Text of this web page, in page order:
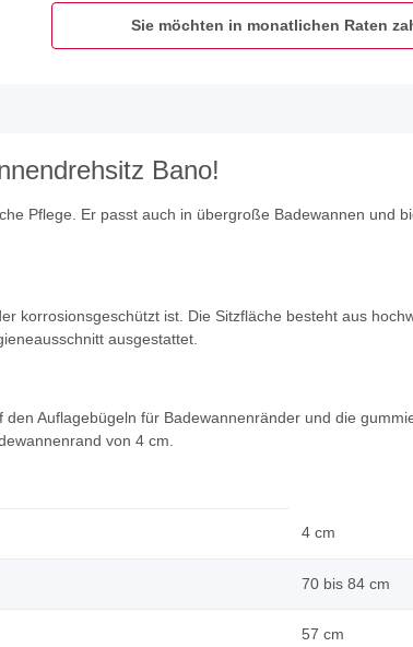
Sie möchten in monatlichen Raten
Bano!
Pflege. Er passt auch in übergroße Badewannen und
korrosionsgeschützt ist. Die Sitzfläche besteht aus
ausgestattet.
Auflagebügeln für Badewannenränder und die
von 4 cm.
4 cm
70 bis 84 cm
57 cm